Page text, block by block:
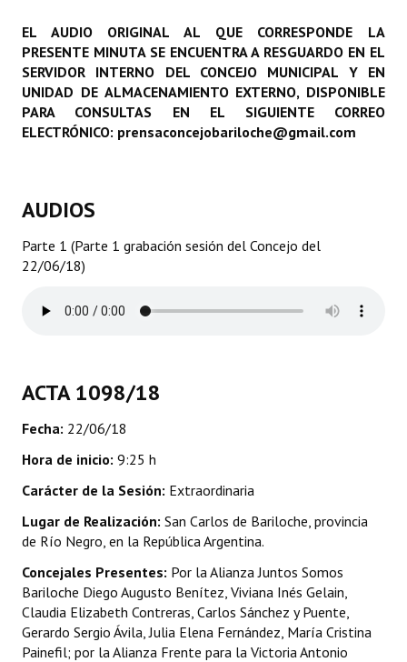
Comisiones Especiales
Concejales Mandato Cumplido
Programas
Carta Orgánica 2007
Reglamento Interno
DOCUMENTOS
Informes de Gestión
Proyectos Presentados
Dictámenes Asesoría Letrada
Actas de Sesión
Informes de Unidad Coordinadora
Ejecución Presupuestaria
EL AUDIO ORIGINAL AL QUE CORRESPONDE LA
PRESENTE MINUTA SE ENCUENTRA A RESGUARDO EN EL
SERVIDOR INTERNO DEL CONCEJO MUNICIPAL Y EN
UNIDAD DE ALMACENAMIENTO EXTERNO, DISPONIBLE
PARA CONSULTAS EN EL SIGUIENTE CORREO
ELECTRÓNICO: prensaconcejobariloche@gmail.com
AUDIOS
Parte 1 (Parte 1 grabación sesión del Concejo del
22/06/18)
ACTA 1098/18
Fecha: 22/06/18
Hora de inicio: 9:25 h
Carácter de la Sesión: Extraordinaria
Lugar de Realización: San Carlos de Bariloche, provincia
de Río Negro, en la República Argentina.
Concejales Presentes: Por la Alianza Juntos Somos
Bariloche Diego Augusto Benítez, Viviana Inés Gelain,
Claudia Elizabeth Contreras, Carlos Sánchez y Puente,
Gerardo Sergio Ávila, Julia Elena Fernández, María Cristina
Painefil; por la Alianza Frente para la Victoria Antonio